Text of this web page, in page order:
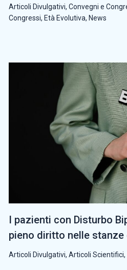
Articoli Divulgativi, Convegni e
Congressi, Età Evolutiva, News
I pazienti con Disturbo
pieno diritto nelle stanze
Articoli Divulgativi, Articoli Scientifici,